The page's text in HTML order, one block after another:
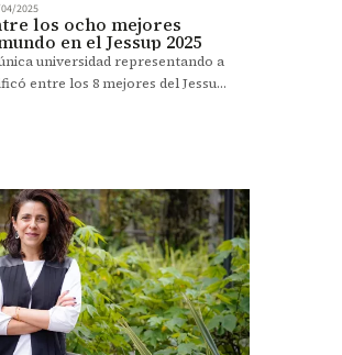
2025
los ocho mejores
en el Jessup 2025
universidad representando a
entre los 8 mejores del Jessup